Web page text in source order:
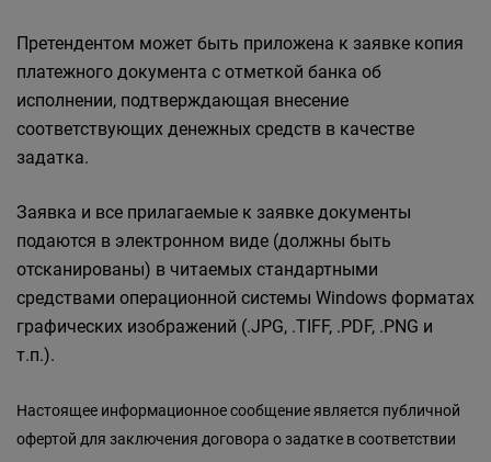
Претендентом может быть приложена к заявке копия
платежного документа с отметкой банка об
исполнении, подтверждающая внесение
соответствующих денежных средств в качестве
задатка.
Заявка и все прилагаемые к заявке документы
подаются в электронном виде (должны быть
отсканированы) в читаемых стандартными
средствами операционной системы Windows форматах
графических изображений (.JPG, .TIFF, .PDF, .PNG и
т.п.).
Настоящее информационное сообщение является публичной
офертой для заключения договора о задатке в соответствии